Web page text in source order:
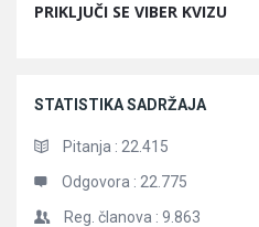
PRIKLJUČI SE VIBER KVIZU
STATISTIKA SADRŽAJA
Pitanja : 22.415
Odgovora : 22.775
Reg. članova : 9.863